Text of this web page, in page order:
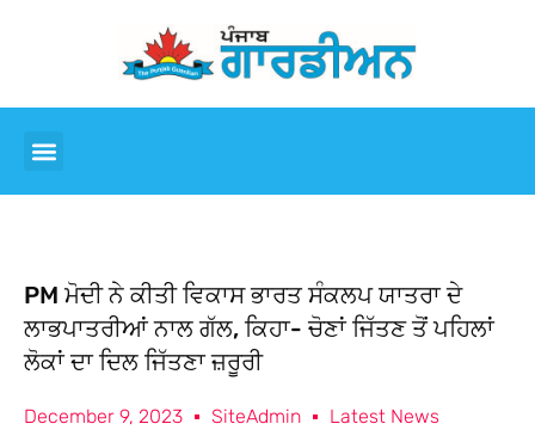
PM ਮੋਦੀ ਨੇ ਕੀਤੀ ਵਿਕਾਸ ਭਾਰਤ ਸੰਕਲਪ ਯਾਤਰਾ ਦੇ
ਲਾਭਪਾਤਰੀਆਂ ਨਾਲ ਗੱਲ, ਕਿਹਾ- ਚੋਣਾਂ ਜਿੱਤਣ ਤੋਂ ਪਹਿਲਾਂ
ਲੋਕਾਂ ਦਾ ਦਿਲ ਜਿੱਤਣਾ ਜ਼ਰੂਰੀ
December 9, 2023 SiteAdmin Latest News